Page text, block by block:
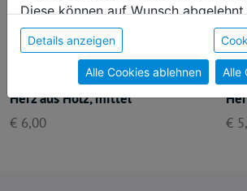
Herz aus Holz, mittel
€ 6,00
€
Diese können auf Wunsch
sie unsere Webseite weiter nutzen,
Einwilligung zu unseren Cookies.
Details anzeigen
Alle Cookies ablehnen Alle